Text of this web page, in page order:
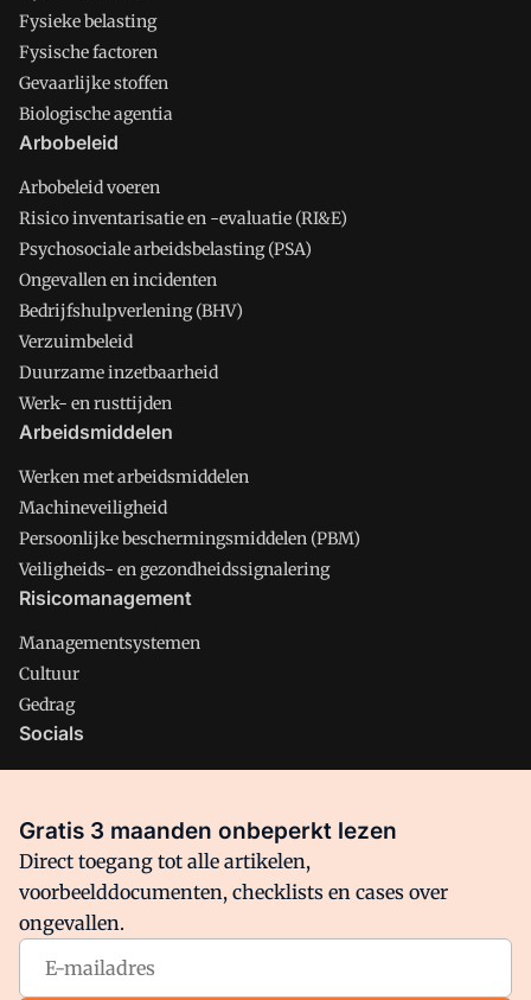
Fysieke belasting
Fysische factoren
Gevaarlijke stoffen
Biologische agentia
Arbobeleid
Arbobeleid voeren
Risico inventarisatie en -evaluatie (RI&E)
Psychosociale arbeidsbelasting (PSA)
Ongevallen en incidenten
Bedrijfshulpverlening (BHV)
Verzuimbeleid
Duurzame inzetbaarheid
Werk- en rusttijden
Arbeidsmiddelen
Werken met arbeidsmiddelen
Machineveiligheid
Persoonlijke beschermingsmiddelen (PBM)
Veiligheids- en gezondheidssignalering
Risicomanagement
Managementsystemen
Cultuur
Gedrag
Socials
Facebook
Arbo is onderdeel van VMN media. Lees inons manifestwaar
VMN media voor staat. Op gebruik van deze site zijn de
Gratis 3 maanden onbeperkt lezen
Direct toegang tot alle artikelen,
voorbeelddocumenten, checklists en cases over
ongevallen.